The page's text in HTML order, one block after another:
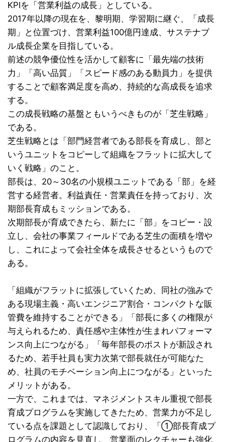
KPIを「営業利益の成長」としている。
2017年以降の現在を、黎明期、学習期に継ぐ、「成長
期」と位置づけ、営業利益100億円達成、サステナブ
ル成長企業を目指している。
前述の競争優位性を活かして顧客に「最先端の技術
力」「高い品質」「スピード感のある動員力」を提供
することで顧客満足度を高め、持続的な高成長を追求
する。
この成長戦略の基盤ともいうべきものが「芝生戦略」
である。
芝生戦略とは「部門経営者である部長を育成し、部と
いうユニットをコピーして組織をフラットに拡大して
いく戦略」のこと。
部長は、20～30名の小規模ユニットである「部」を経
営する経営者。利益責任・営業責任を持っており、次
期部長育成もミッションである。
次期部長が育成できたら、新たに「部」をコピー・設
立し、会社の事業フィールドである芝生の面積を増や
し、これによって会社全体を成長させるというもので
ある。
「組織がフラットに拡張していくため、同社の強みで
ある現場主義・高いエンジニア割合・コンパクトな販
管費を維持することができる」「部長に多くの権限が
与えられるため、責任感や主体性が生まれパフォーマ
ンス向上につながる」「毎年部長のポストが新設され
るため、若手社員も実力次第で部長就任が可能なた
め、社員のモチベーション向上につながる」といった
メリットがある。
一方で、これまでは、マネジメントスキル重視で部長
育成プログラムを実施してきたため、営業力が不足し
ている点を課題として認識しており、「①部長育成プ
ログラムの内容を見直し、営業面のレクチャーも強化